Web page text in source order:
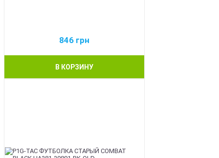
846 грн
В КОРЗИНУ